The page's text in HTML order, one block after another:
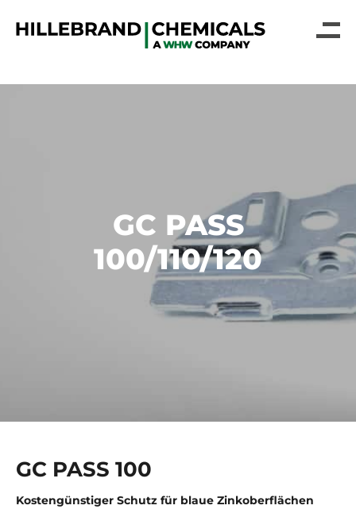
GC PASS
100/110/120
GC PASS 100
Kostengünstiger Schutz für blaue Zinkoberflächen